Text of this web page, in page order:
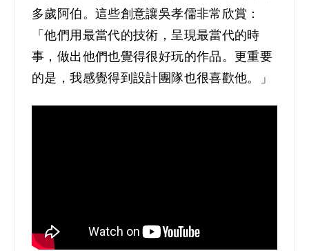
多歲阿伯。這些創意讓吳孝儒非常欣賞：
「他們用最當代的技術，呈現最當代的時
事，做出他們也覺得很好玩的作品。更重要
的是，我感覺得到設計團隊也很喜歡他。」